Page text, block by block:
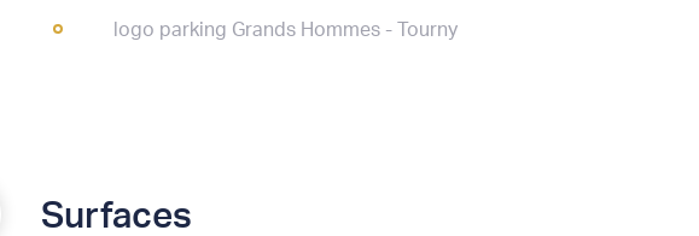
logo parking Grands Hommes - Tourny
Surfaces